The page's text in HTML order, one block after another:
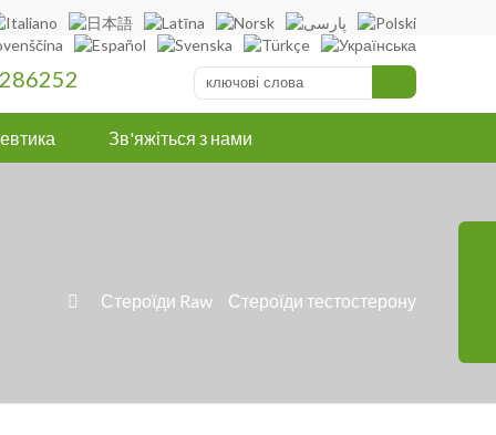
Зв'яжіться з нами
 Стероїди Raw Стероїди тестостерону